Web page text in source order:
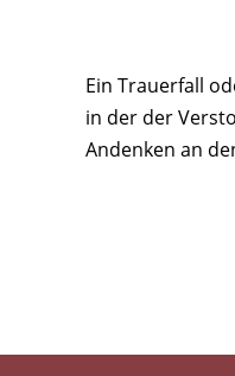
Ein Trauerfall
in der der
Andenken an